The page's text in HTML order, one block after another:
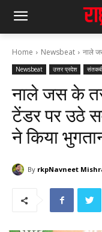
Home Newsbeat नाले
Newsbeat उत्तर प्रदेश
नाले जस के
टेंडर पर उठे
ने किया
By rkpNavneet